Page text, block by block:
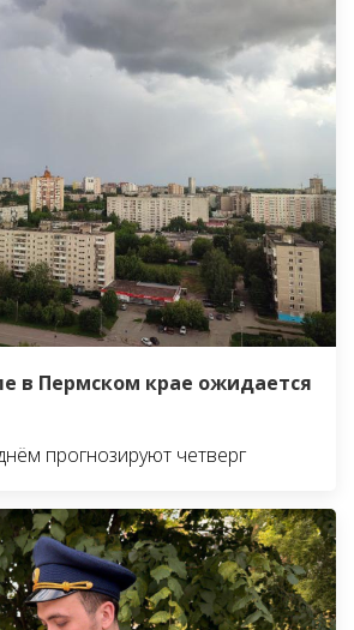
в Пермском крае ожидается
прогнозируют четверг